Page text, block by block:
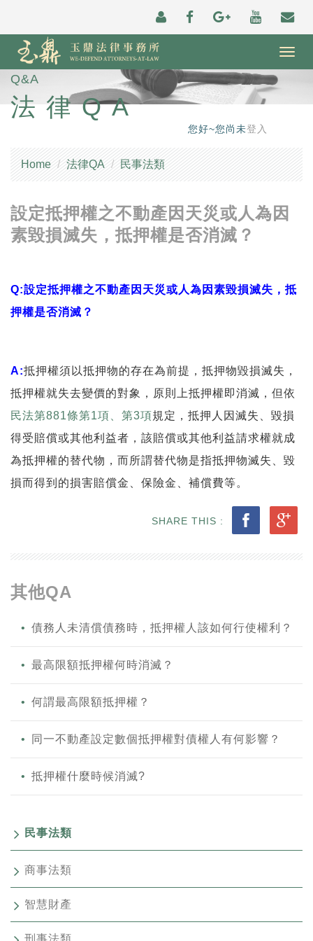
Q&A
法律QA
您好~您尚未登入
Home 法律QA 民事法類
設定抵押權之不動產因天災或人為因
素毀損滅失，抵押權是否消滅？
Q:設定抵押權之不動產因天災或人為因素毀損滅失，抵
押權是否消滅？
A:抵押權須以抵押物的存在為前提，抵押物毀損滅失，
抵押權就失去變價的對象，原則上抵押權即消滅，但依
民法第881條第1項、第3項規定，抵押人因滅失、毀損
得受賠償或其他利益者，該賠償或其他利益請求權就成
為抵押權的替代物，而所謂替代物是指抵押物滅失、毀
損而得到的損害賠償金、保險金、補償費等。
SHARE THIS :
其他QA
債務人未清償債務時，抵押權人該如何行使權利？
最高限額抵押權何時消滅？
何謂最高限額抵押權？
同一不動產設定數個抵押權對債權人有何影響？
抵押權什麼時候消滅?
民事法類
商事法類
智慧財產
刑事法類